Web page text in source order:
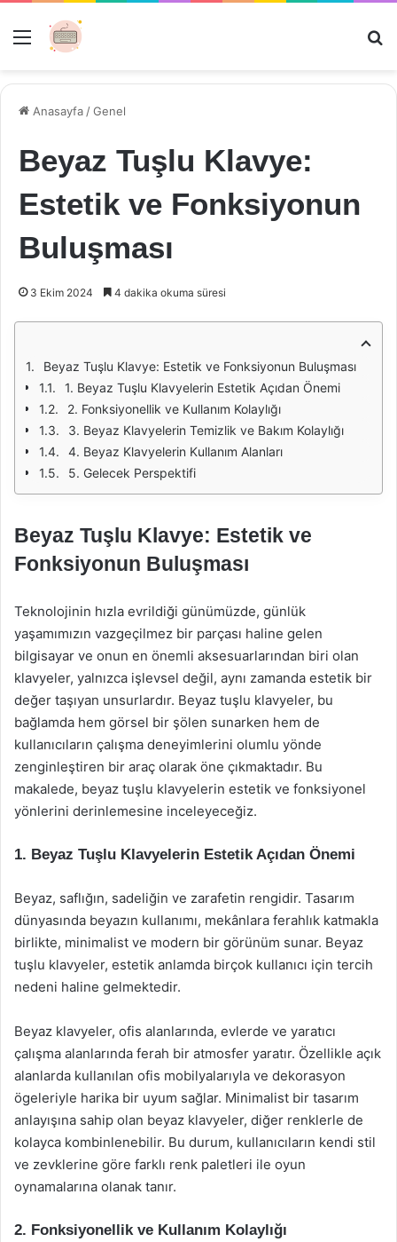
Menü
Anasayfa /Genel
Beyaz Tuşlu Klavye:
Estetik ve Fonksiyonun
Buluşması
3 Ekim 2024 4 dakika okuma süresi
Beyaz Tuşlu Klavye: Estetik ve Fonksiyonun Buluşması
1. Beyaz Tuşlu Klavyelerin Estetik Açıdan Önemi
2. Fonksiyonellik ve Kullanım Kolaylığı
3. Beyaz Klavyelerin Temizlik ve Bakım Kolaylığı
4. Beyaz Klavyelerin Kullanım Alanları
5. Gelecek Perspektifi
Beyaz Tuşlu Klavye: Estetik ve
Fonksiyonun Buluşması
Teknolojinin hızla evrildiği günümüzde, günlük
yaşamımızın vazgeçilmez bir parçası haline gelen
bilgisayar ve onun en önemli aksesuarlarından biri olan
klavyeler, yalnızca işlevsel değil, aynı zamanda estetik bir
değer taşıyan unsurlardır. Beyaz tuşlu klavyeler, bu
bağlamda hem görsel bir şölen sunarken hem de
kullanıcıların çalışma deneyimlerini olumlu yönde
zenginleştiren bir araç olarak öne çıkmaktadır. Bu
makalede, beyaz tuşlu klavyelerin estetik ve fonksiyonel
yönlerini derinlemesine inceleyeceğiz.
1. Beyaz Tuşlu Klavyelerin Estetik Açıdan Önemi
Beyaz, saflığın, sadeliğin ve zarafetin rengidir. Tasarım
dünyasında beyazın kullanımı, mekânlara ferahlık katmakla
birlikte, minimalist ve modern bir görünüm sunar. Beyaz
tuşlu klavyeler, estetik anlamda birçok kullanıcı için tercih
nedeni haline gelmektedir.
Beyaz klavyeler, ofis alanlarında, evlerde ve yaratıcı
çalışma alanlarında ferah bir atmosfer yaratır. Özellikle açık
alanlarda kullanılan ofis mobilyalarıyla ve dekorasyon
ögeleriyle harika bir uyum sağlar. Minimalist bir tasarım
anlayışına sahip olan beyaz klavyeler, diğer renklerle de
kolayca kombinlenebilir. Bu durum, kullanıcıların kendi stil
ve zevklerine göre farklı renk paletleri ile oyun
oynamalarına olanak tanır.
2. Fonksiyonellik ve Kullanım Kolaylığı